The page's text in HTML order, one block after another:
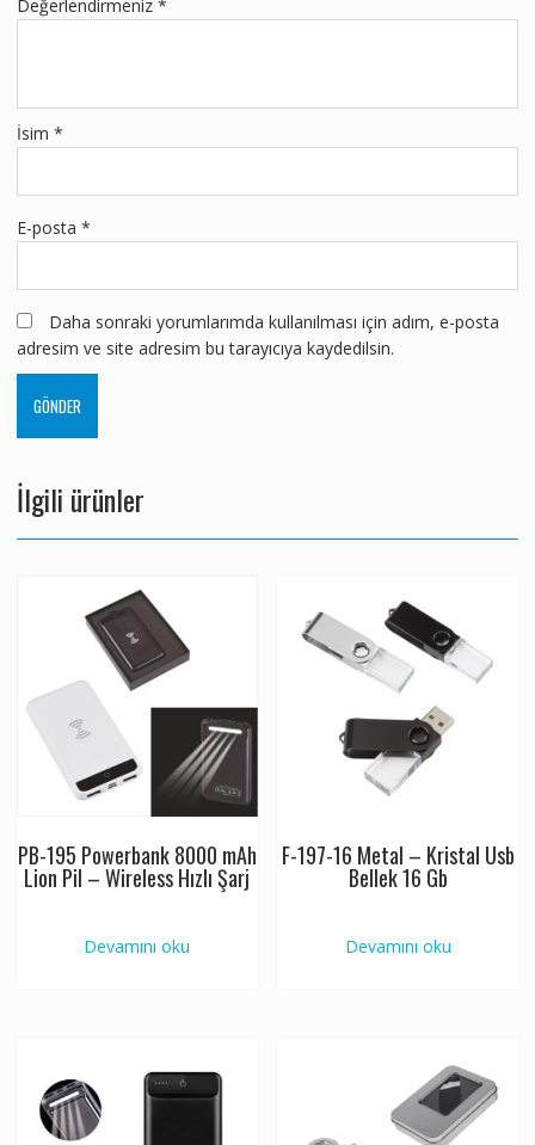
Değerlendirmeniz *
İsim *
E-posta *
Daha sonraki yorumlarımda kullanılması için adım, e-posta
adresim ve site adresim bu tarayıcıya kaydedilsin.
İlgili ürünler
PB-195 Powerbank 8000 mAh
Lion Pil – Wireless Hızlı Şarj
Devamını oku
F-197-16 Metal – Kristal Usb
Bellek 16 Gb
Devamını oku